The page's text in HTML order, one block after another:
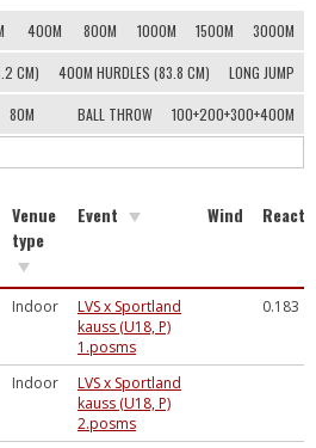
400M 800M 1000M 1500M 3000M
CM) 400M HURDLES (83.8 CM) LONG JUMP
80M BALL THROW 100+200+300+400M
Venue
type
Event Wind
Indoor
LVS x Sportland
kauss (U18, P)
1.posms
0.183
Indoor
LVS x Sportland
kauss (U18, P)
2.posms